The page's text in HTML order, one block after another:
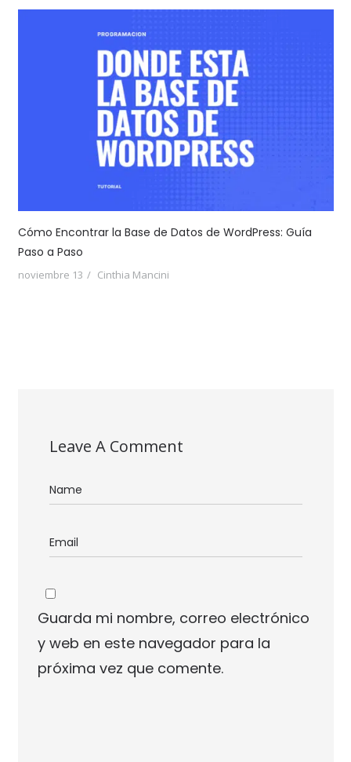
Cómo Encontrar la Base de Datos de WordPress: Guía
Paso a Paso
noviembre 13 Cinthia Mancini
Leave A Comment
Guarda mi nombre, correo electrónico
y web en este navegador para la
próxima vez que comente.